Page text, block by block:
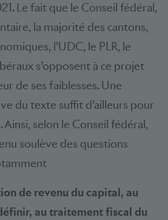
Le fait que le Conseil fédéral,
la majorité des cantons,
l’UDC, le PLR, le
s’opposent à ce projet
de ses faiblesses. Une
du texte suffit d’ailleurs pour
Ainsi, selon le Conseil fédéral,
soulève des questions
de revenu du capital, au
au traitement fiscal du